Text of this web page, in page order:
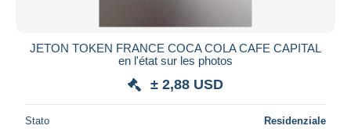
Maestro
Residenza del venditore
JETON TOKEN FRANCE COCA COLA CAFE CAPITAL
en l'état sur les photos
± 2,88 USD
Stato Residenziale